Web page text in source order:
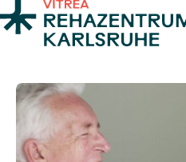
Zum Inhalt springen